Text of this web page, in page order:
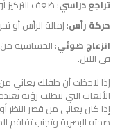
تراجع دراسي: ضعف التركيز
حركة رأس: إمالة الرأس أو
انزعاج ضوئي: الحساسية من
في الليل.
إذا لاحظت أن طفلك يعاني من
الألعاب التي تتطلب رؤية
إذا كان يعاني من قصر النظر
صحته البصرية وتجنب تفاقم